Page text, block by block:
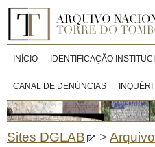
INÍCIO IDENTIFICAÇÃO
CANAL DE DENÚNCIAS
Sites DGLAB >